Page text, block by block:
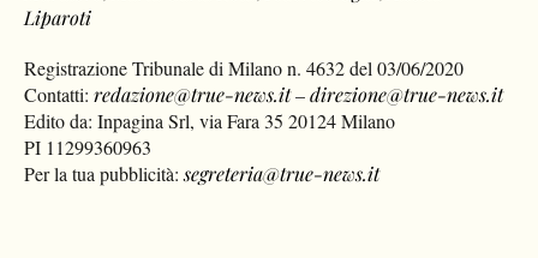
Liparoti
Registrazione Tribunale di Milano n. 4632 del 03/06/2020
Contatti:redazione@true-news.it–direzione@true-news.it
Edito da: Inpagina Srl, via Fara 35 20124 Milano
PI 11299360963
Per la tua pubblicità:segreteria@true-news.it